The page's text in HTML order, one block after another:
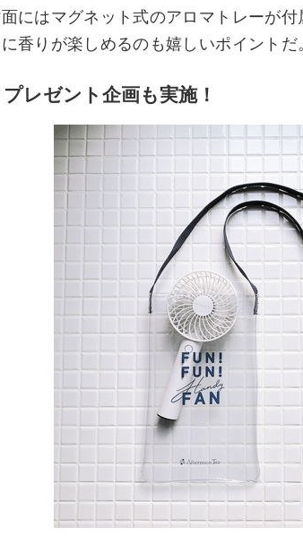
にはマグネット式のアロマトレーが
香りが楽しめるのも嬉しいポイントだ
レゼント企画も実施！